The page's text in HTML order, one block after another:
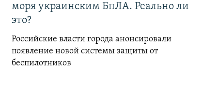
моря украинским БпЛА. Реально ли
это?
Российские власти города анонсировали
появление новой системы защиты от
беспилотников